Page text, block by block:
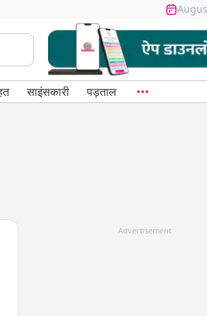
साइंसकारी पड़ताल
Advertisement